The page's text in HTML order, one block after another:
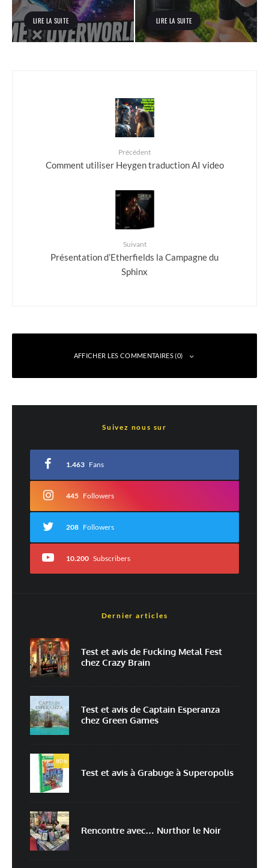
LIRE LA SUITE LIRE LA SUITE
Précédent
Comment utiliser Heygen traduction AI video
Suivant
Présentation d’Etherfields la Campagne du
Sphinx
AFFICHER LES COMMENTAIRES (0)
*
Commentaire*
E-mail*
Enregistrer mon nom, mon e-mail et mon site dans le navigateur pour
mon prochain commentaire.
Prévenez-moi de tous les nouveaux commentaires par e-mail.
Prévenez-moi de tous les nouveaux articles par e-mail.
Suivez nous sur
1.463 Fans
445 Followers
208 Followers
10.200 Subscribers
Dernier articles
Test et avis de Fucking Metal Fest
chez Crazy Brain
Test et avis de Captain Esperanza
chez Green Games
80%
Test et avis à Grabuge à Superopolis
Rencontre avec… Nurthor le Noir